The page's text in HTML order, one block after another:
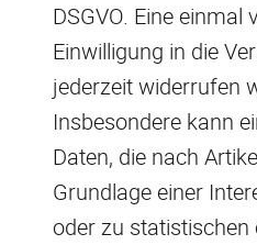
DSGVO. Eine einmal
Einwilligung in die
jederzeit widerrufen
Insbesondere kann
Daten, die nach
Grundlage einer
oder zu statistischen